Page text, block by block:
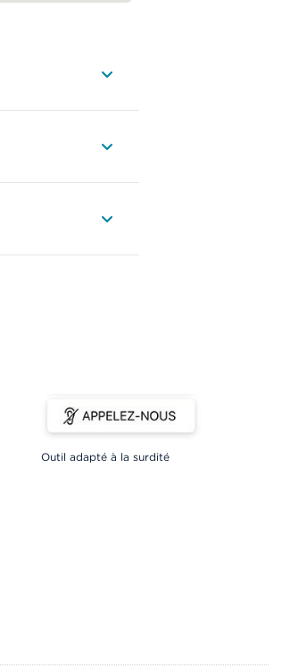
Outil adapté à la surdité